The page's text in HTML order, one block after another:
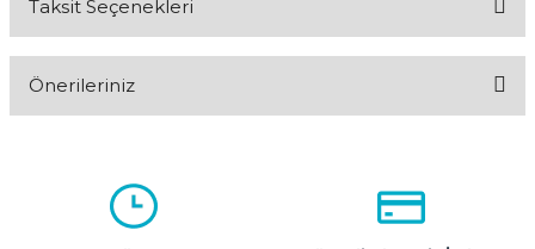
Taksit Seçenekleri
Önerileriniz
kullanarak tarafımıza iletebilirsiniz.
Görüş ve önerileriniz için teşekkür ederiz.